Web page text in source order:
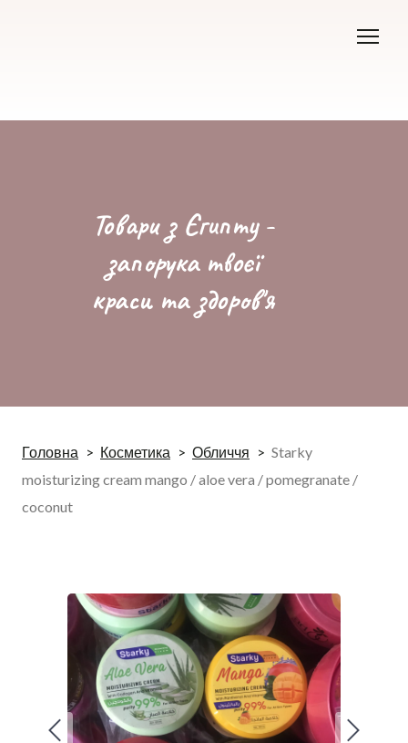
Товари з Єгипту -
запорука твоєї
краси та здоров'я
Головна Косметика Обличчя
Starky
moisturizing cream mango / aloe vera / pomegranate /
coconut